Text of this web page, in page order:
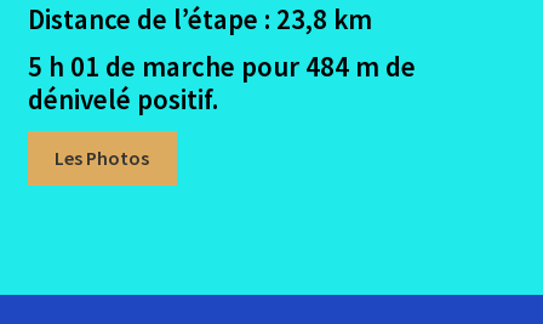
La Crédentiale Figeac – Moissac
Conclusion Figeac – Moissac
menu
Ouvrir
Distance de l’étape : 23,8 km
5 h 01 de marche pour 484 m de
dénivelé positif.
Les Photos